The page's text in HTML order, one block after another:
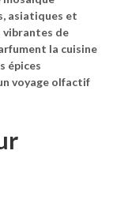
asiatiques et
vibrantes de
la cuisine
épices
voyage olfactif